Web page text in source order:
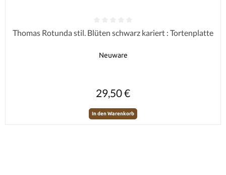
Durchschnittliche Bewertung von 0 von 5 Sternen
Thomas Rotunda stil. Blüten schwarz kariert : Tortenplatte
Neuware
29,50 €
In den Warenkorb